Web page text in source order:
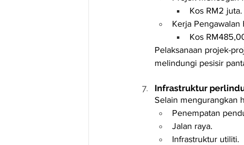
Kos RM2 juta.
Kerja Pengawalan
Kos
Pelaksanaan projek-
melindungi pesisir
Infrastruktur
Selain mengurangkan
Penempatan
Jalan raya.
Infrastruktur utiliti.